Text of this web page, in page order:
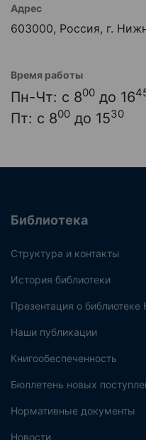
Адрес
603000, Россия, г.
Время работы
Пн-Чт: с 800 до 16
Пт: с 800 до 1530
Библиотека
Структура и контакты
История библиотеки
Презентация о
Наши публикации
Книгообеспеченность
Бюллетень новых
Нормативные документы
Новости